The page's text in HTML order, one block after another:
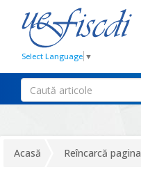
Select Language ▼
Acasă Reîncarcă pagina